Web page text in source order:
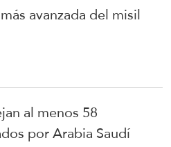
avanzada del misil
al menos 58
por Arabia Saudí